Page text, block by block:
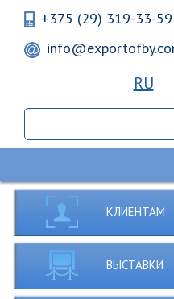
+375 (29) 319-33-59
RU
КЛИЕНТАМ
ВЫСТАВКИ